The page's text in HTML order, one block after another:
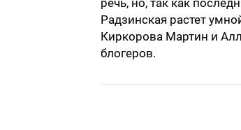
Радзинская растет
Киркорова Мартин и
блогеров.